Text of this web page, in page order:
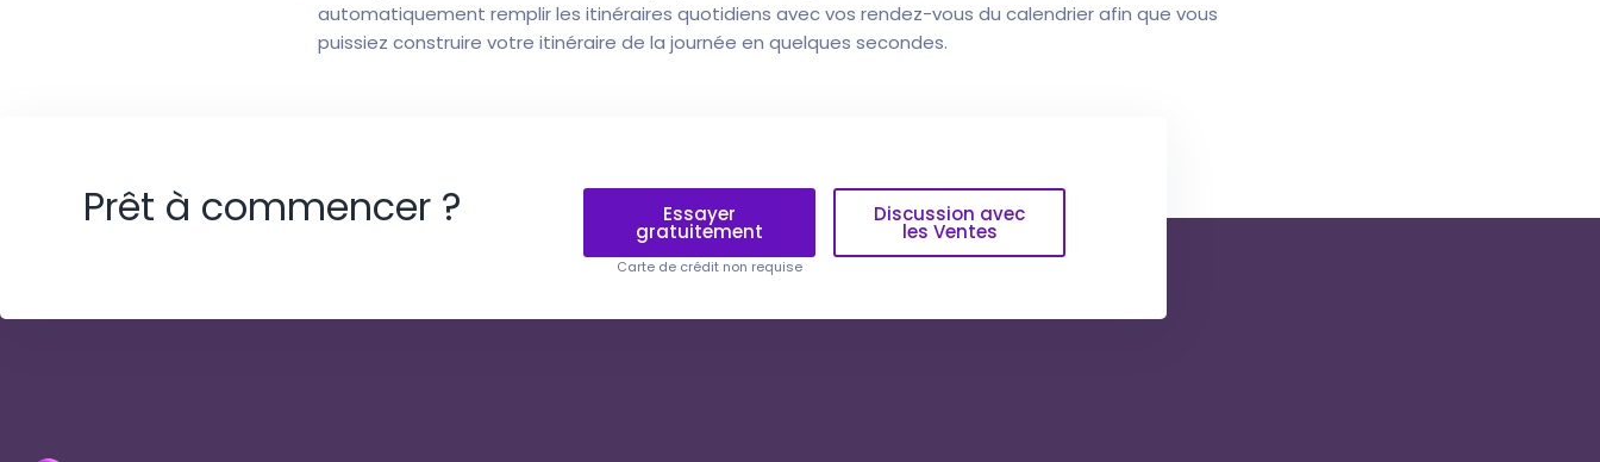
automatiquement remplir les itinéraires quotidiens avec vos rendez-vous du calendrier afin que vous
puissiez construire votre itinéraire de la journée en quelques secondes.
Prêt à commencer ? Essayer
gratuitement
Discussion avec
les Ventes
Carte de crédit non requise